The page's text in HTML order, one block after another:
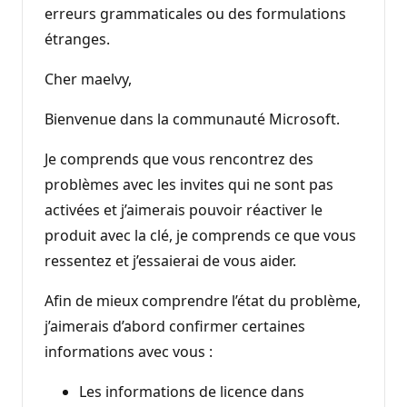
erreurs grammaticales ou des formulations
étranges.
Cher maelvy,
Bienvenue dans la communauté Microsoft.
Je comprends que vous rencontrez des
problèmes avec les invites qui ne sont pas
activées et j’aimerais pouvoir réactiver le
produit avec la clé, je comprends ce que vous
ressentez et j’essaierai de vous aider.
Afin de mieux comprendre l’état du problème,
j’aimerais d’abord confirmer certaines
informations avec vous :
Les informations de licence dans